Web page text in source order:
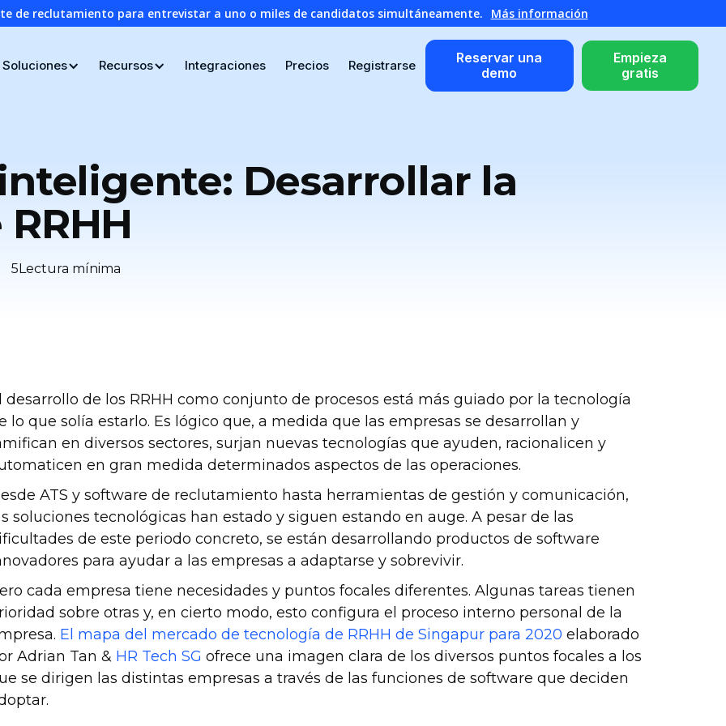
de reclutamiento para entrevistar a uno o miles de candidatos simultáneamente. Más información
Soluciones Recursos Integraciones Precios Registrarse
Reservar una
demo
Empieza
gratis
Desarrollar la
5Lectura mínima
desarrollo de los RRHH como conjunto de procesos está más guiado por la tecnología
lo que solía estarlo. Es lógico que, a medida que las empresas se desarrollan y
en diversos sectores, surjan nuevas tecnologías que ayuden, racionalicen y
en gran medida determinados aspectos de las operaciones.
ATS y software de reclutamiento hasta herramientas de gestión y comunicación,
soluciones tecnológicas han estado y siguen estando en auge. A pesar de las
de este periodo concreto, se están desarrollando productos de software
para ayudar a las empresas a adaptarse y sobrevivir.
cada empresa tiene necesidades y puntos focales diferentes. Algunas tareas tienen
sobre otras y, en cierto modo, esto configura el proceso interno personal de la
El mapa del mercado de tecnología de RRHH de Singapur para 2020 elaborado
Adrian Tan & HR Tech SGofrece una imagen clara de los diversos puntos focales a los
se dirigen las distintas empresas a través de las funciones de software que deciden